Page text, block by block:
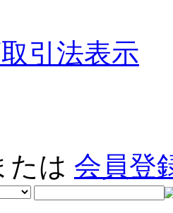
引法表示
たは 会員登